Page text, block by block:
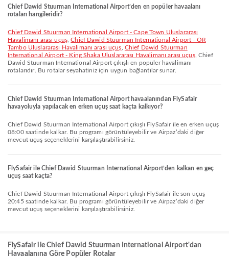
Chief Dawid Stuurman International Airport’den en popüler havaalanı
rotaları hangileridir?
Chief Dawid Stuurman International Airport - Cape Town Uluslararası
Havalimanı arası uçuş,Chief Dawid Stuurman International Airport - OR
Tambo Uluslararası Havalimanı arası uçuş Chief Dawid Stuurman
International Airport - King Shaka Uluslararası Havalimanı arası uçuş, Chief
Dawid Stuurman International Airport çıkışlı en popüler havalimanı
rotalarıdır. Bu rotalar seyahatiniz için uygun bağlantılar sunar.
Chief Dawid Stuurman International Airport havaalanından FlySafair
havayoluyla yapılacak en erken uçuş saat kaçta kalkıyor?
Chief Dawid Stuurman International Airport çıkışlı FlySafair ile en erken uçuş
08:00 saatinde kalkar. Bu programı görüntüleyebilir ve Airpaz’daki diğer
mevcut uçuş seçeneklerini karşılaştırabilirsiniz.
FlySafair ile Chief Dawid Stuurman International Airport’den kalkan en geç
uçuş saat kaçta?
Chief Dawid Stuurman International Airport çıkışlı FlySafair ile son uçuş
20:45 saatinde kalkar. Bu programı görüntüleyebilir ve Airpaz’daki diğer
mevcut uçuş seçeneklerini karşılaştırabilirsiniz.
FlySafair ile Chief Dawid Stuurman International Airport'dan
Havaalanına Göre Popüler Rotalar